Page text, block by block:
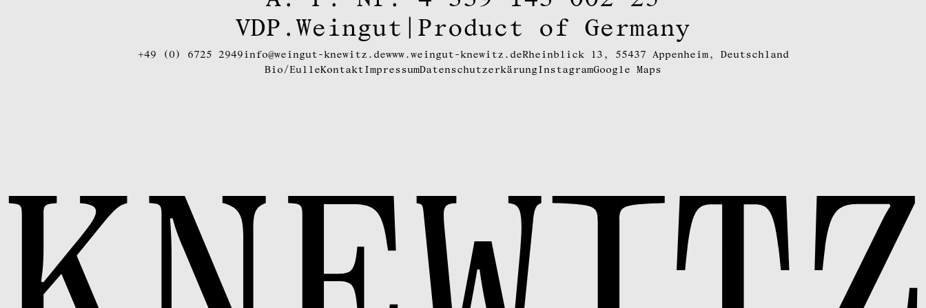
VDP.Weingut | Product of Germany
Bio/EulleKontaktImpressumDatenschutzerkärungInstagramGoogle Maps
+49 (0) 6725 2949info@weingut-knewitz.dewww.weingut-knewitz.deRheinblick 13, 55437 Appenheim, Deutschland